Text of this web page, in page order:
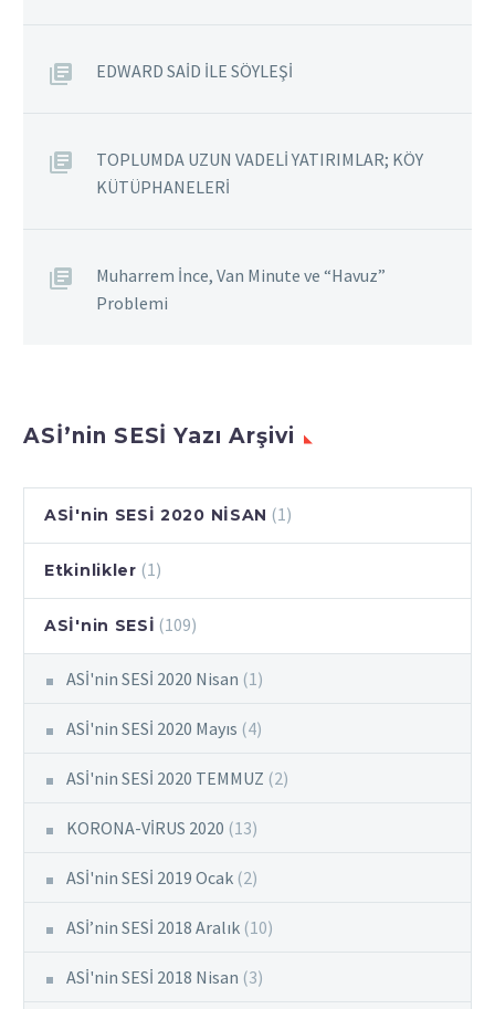
gözlerim ama
Dağlarda yeşeren
bitkilerin…
EDWARD SAİD İLE SÖYLEŞİ
TOPLUMDA UZUN VADELİ YATIRIMLAR; KÖY
KÜTÜPHANELERİ
Muharrem İnce, Van Minute ve “Havuz”
Problemi
ASİ’nin SESİ Yazı Arşivi
ASİ'nin SESİ 2020 NİSAN (1)
Etkinlikler (1)
ASİ'nin SESİ (109)
ASİ'nin SESİ 2020 Nisan (1)
ASİ'nin SESİ 2020 Mayıs (4)
ASİ'nin SESİ 2020 TEMMUZ (2)
KORONA-VİRUS 2020 (13)
ASİ'nin SESİ 2019 Ocak (2)
ASİ’nin SESİ 2018 Aralık (10)
ASİ'nin SESİ 2018 Nisan (3)